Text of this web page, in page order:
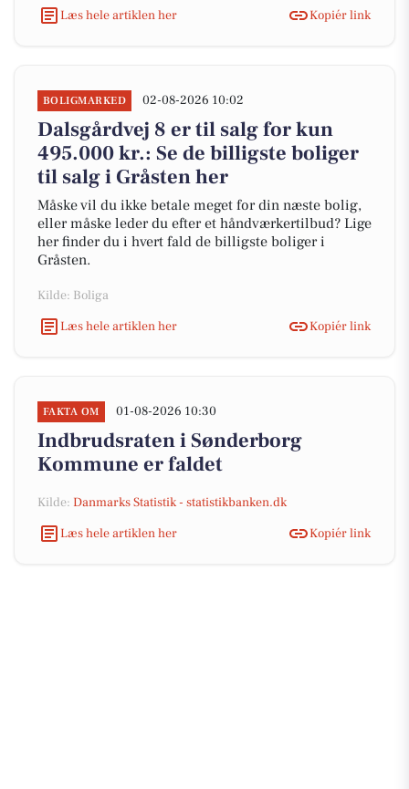
Læs hele artiklen her
Kopiér link
BOLIGMARKED 02-08-2026 10:02
Dalsgårdvej 8 er til salg for kun
495.000 kr.: Se de billigste boliger
til salg i Gråsten her
Måske vil du ikke betale meget for din næste bolig,
eller måske leder du efter et håndværkertilbud? Lige
her finder du i hvert fald de billigste boliger i
Gråsten.
Kilde: Boliga
Læs hele artiklen her
Kopiér link
FAKTA OM 01-08-2026 10:30
Indbrudsraten i Sønderborg
Kommune er faldet
Kilde: Danmarks Statistik - statistikbanken.dk
Læs hele artiklen her
Kopiér link